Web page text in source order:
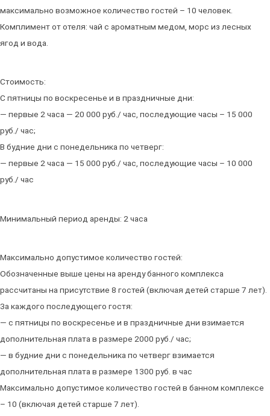
максимально возможное количество гостей – 10 человек.
Комплимент от отеля: чай с ароматным медом, морс из лесных
ягод и вода.
Стоимость:
С пятницы по воскресенье и в праздничные дни:
— первые 2 часа — 20 000 руб./ час, последующие часы – 15 000
руб./ час;
В будние дни с понедельника по четверг:
— первые 2 часа — 15 000 руб./ час, последующие часы – 10 000
руб./ час
Минимальный период аренды: 2 часа
Максимально допустимое количество гостей:
Обозначенные выше цены на аренду банного комплекса
рассчитаны на присутствие 8 гостей (включая детей старше 7 лет).
За каждого последующего гостя:
— с пятницы по воскресенье и в праздничные дни взимается
дополнительная плата в размере 2000 руб./ час;
— в будние дни с понедельника по четверг взимается
дополнительная плата в размере 1300 руб. в час
Максимально допустимое количество гостей в банном комплексе
– 10 (включая детей старше 7 лет).